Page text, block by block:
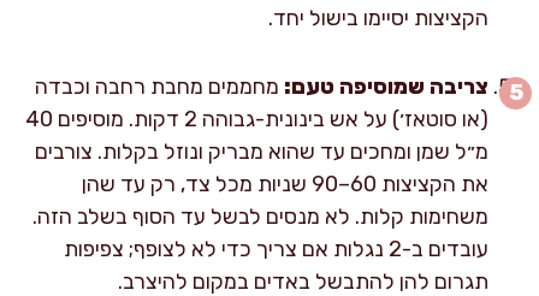
הקציצות יסיימו בישול יחד.
צריבה שמוסיפה טעם: מחממים מחבת רחבה וכבדה
(או סוטאז׳) על אש בינונית-גבוהה 2 דקות. מוסיפים 40
מ״ל שמן ומחכים עד שהוא מבריק ונוזל בקלות. צורבים
את הקציצות 60–90 שניות מכל צד, רק עד שהן
משחימות קלות. לא מנסים לבשל עד הסוף בשלב הזה.
עובדים ב-2 נגלות אם צריך כדי לא לצופף; צפיפות
תגרום להן להתבשל באדים במקום להיצרב.